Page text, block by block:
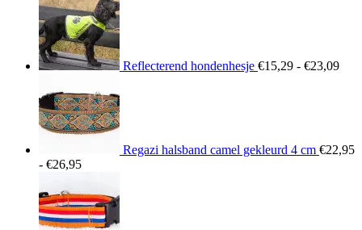
Reflecterend hondenhesje €15,29 - €23,09
Regazi halsband camel gekleurd 4 cm €22,95
- €26,95Prijsklasse:
tot
€26,95